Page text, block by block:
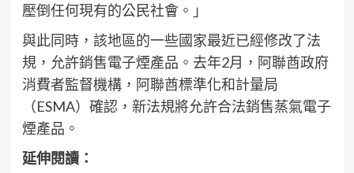
壓倒任何現有的公民社會。」
與此同時，該地區的一些國家最近已經修改了法
規，允許銷售電子煙產品。去年2月，阿聯酋政府
消費者監督機構，阿聯酋標準化和計量局
（ESMA）確認，新法規將允許合法銷售蒸氣電子
煙產品。
延伸閱讀：